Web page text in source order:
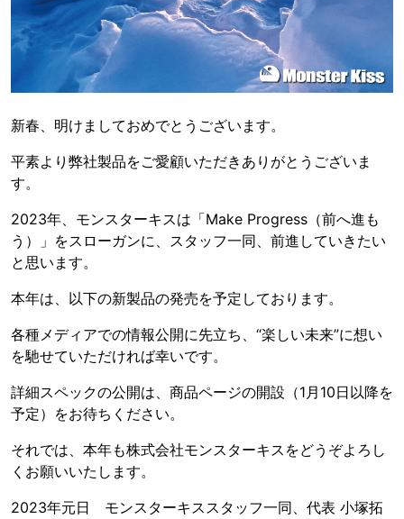
新春、明けましておめでとうございます。
平素より弊社製品をご愛顧いただきありがとうございま
す。
2023年、モンスターキスは「Make Progress（前へ進も
う）」をスローガンに、スタッフ一同、前進していきたい
と思います。
本年は、以下の新製品の発売を予定しております。
各種メディアでの情報公開に先立ち、“楽しい未来”に想い
を馳せていただければ幸いです。
詳細スペックの公開は、商品ページの開設（1月10日以降を
予定）をお待ちください。
それでは、本年も株式会社モンスターキスをどうぞよろし
くお願いいたします。
2023年元日 モンスターキススタッフ一同、代表 小塚拓